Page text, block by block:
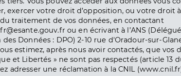
exercer votre droit d’opposition, ou votre droit
traitement de vos données, en contactant
ou en écrivant à l’ANS
Données : DPO) 2-10 rue d'Oradour-sur-
estimez, après nous avoir contactés, que vos
et Libertés » ne sont pas respectés (article 13
adresser une réclamation à la CNIL